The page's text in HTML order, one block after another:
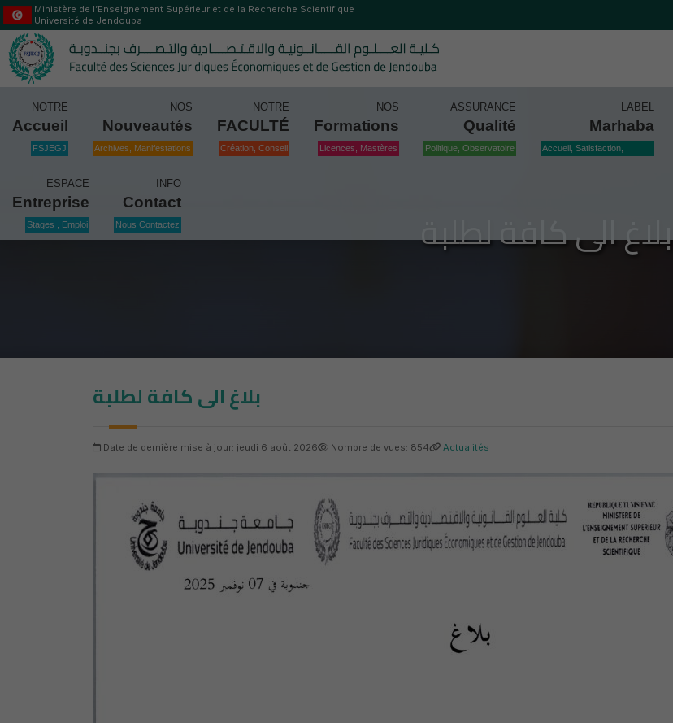
Ministère de l’Enseignement Supérieur et de la Recherche Scientifique
Université de Jendouba
NOTRE
Accueil
FSJEGJ
NOS
Nouveautés
Archives, Manifestations
NOTRE
FACULTÉ
Création, Conseil
NOS
Formations
Licences, Mastères
ASSURANCE
Qualité
Politique, Observatoire
LABEL
Marhaba
Accueil, Satisfaction,
ESPACE
Entreprise
Stages , Emploi
INFO
Contact
Nous Contactez بلاغ الى كافة لطلبة
بلاغ الى كافة لطلبة
Date de dernière mise à jour: jeudi 6 août 2026 Nombre de vues: 854 Actualités